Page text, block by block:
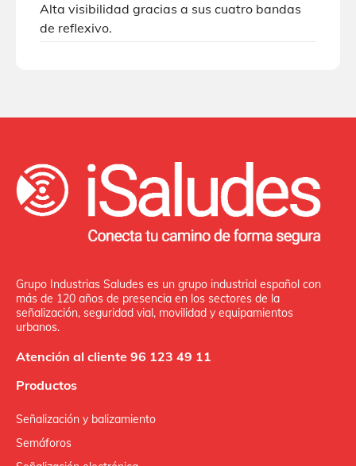
Alta visibilidad gracias a sus cuatro bandas
de reflexivo.
Grupo Industrias Saludes es un grupo industrial español con
más de 120 años de presencia en los sectores de la
señalización, seguridad vial, movilidad y equipamientos
urbanos.
Atención al cliente 96 123 49 11
Productos
Señalización y balizamiento
Semáforos